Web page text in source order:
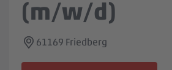
(m/w/d)
61169 Friedberg